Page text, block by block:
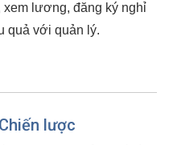
xem lương, đăng ký nghỉ
quả với quản lý.
lược